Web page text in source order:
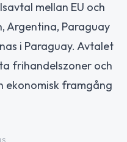
mellan EU och
Argentina, Paraguay
i Paraguay. Avtalet
frihandelszoner och
ekonomisk framgång